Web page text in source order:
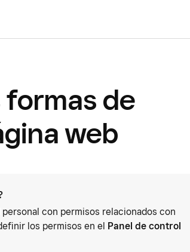
de
web
con permisos relacionados con
los permisos en el Panel de control